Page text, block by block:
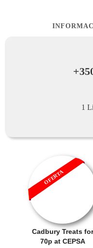
1
Cadbury Treats for
70p at CEPSA
OFERTA